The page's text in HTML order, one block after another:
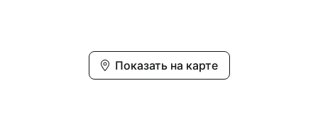
Показать на карте